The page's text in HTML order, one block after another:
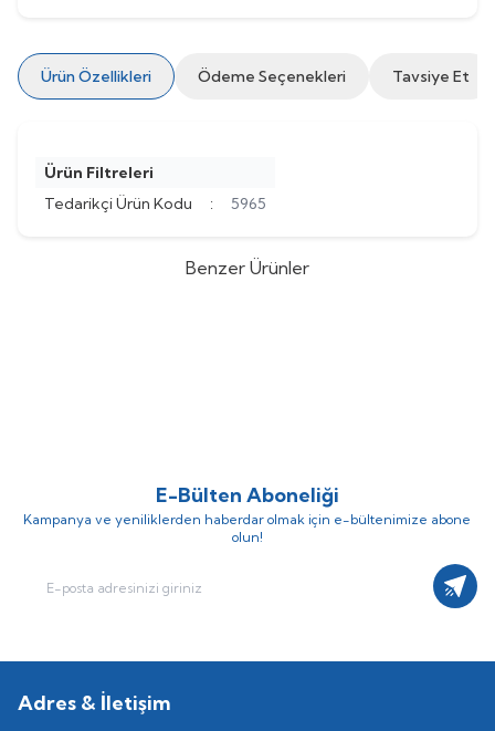
Ürün Özellikleri Ödeme Seçenekleri Tavsiye Et
Ürün Filtreleri
Tedarikçi Ürün Kodu
: 5965
Benzer Ürünler
E-Bülten Aboneliği
Kampanya ve yeniliklerden haberdar olmak için e-bültenimize abone
olun!
Adres & İletişim